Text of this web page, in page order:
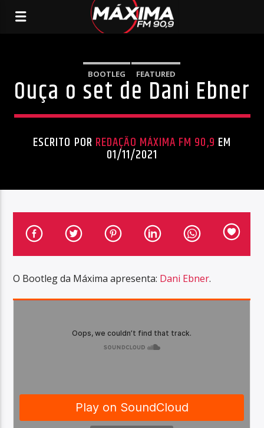
BOOTLEG FEATURED
Ouça o set de Dani Ebner
ESCRITO POR REDAÇÃO MÁXIMA FM 90,9 EM
01/11/2021
O Bootleg da Máxima apresenta: Dani Ebner.